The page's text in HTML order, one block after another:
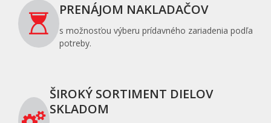
PRENÁJOM NAKLADAČOV
s možnosťou výberu prídavného zariadenia podľa
potreby.
ŠIROKÝ SORTIMENT DIELOV
SKLADOM